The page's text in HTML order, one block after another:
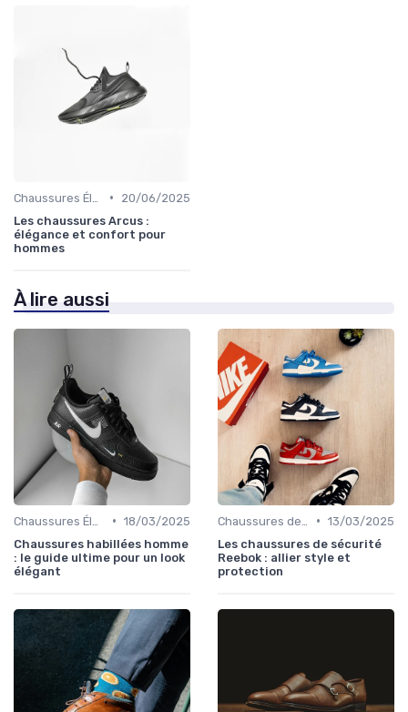
•
20/06/2025
Les chaussures Arcus :
élégance et confort pour
hommes
À lire aussi
• 18/03/2025
Chaussures habillées homme
: le guide ultime pour un look
élégant
• 13/03/2025
Les chaussures de sécurité
Reebok : allier style et
protection